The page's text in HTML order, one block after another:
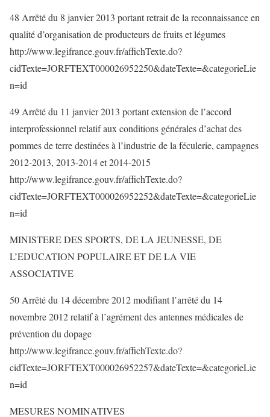
48 Arrêté du 8 janvier 2013 portant retrait de la reconnaissance en
qualité d’organisation de producteurs de fruits et légumes
http://www.legifrance.gouv.fr/affichTexte.do?
cidTexte=JORFTEXT000026952250&dateTexte=&categorieLie
n=id
49 Arrêté du 11 janvier 2013 portant extension de l’accord
interprofessionnel relatif aux conditions générales d’achat des
pommes de terre destinées à l’industrie de la féculerie, campagnes
2012-2013, 2013-2014 et 2014-2015
http://www.legifrance.gouv.fr/affichTexte.do?
cidTexte=JORFTEXT000026952252&dateTexte=&categorieLie
n=id
MINISTERE DES SPORTS, DE LA JEUNESSE, DE
L’EDUCATION POPULAIRE ET DE LA VIE
ASSOCIATIVE
50 Arrêté du 14 décembre 2012 modifiant l’arrêté du 14
novembre 2012 relatif à l’agrément des antennes médicales de
prévention du dopage
http://www.legifrance.gouv.fr/affichTexte.do?
cidTexte=JORFTEXT000026952257&dateTexte=&categorieLie
n=id
MESURES NOMINATIVES